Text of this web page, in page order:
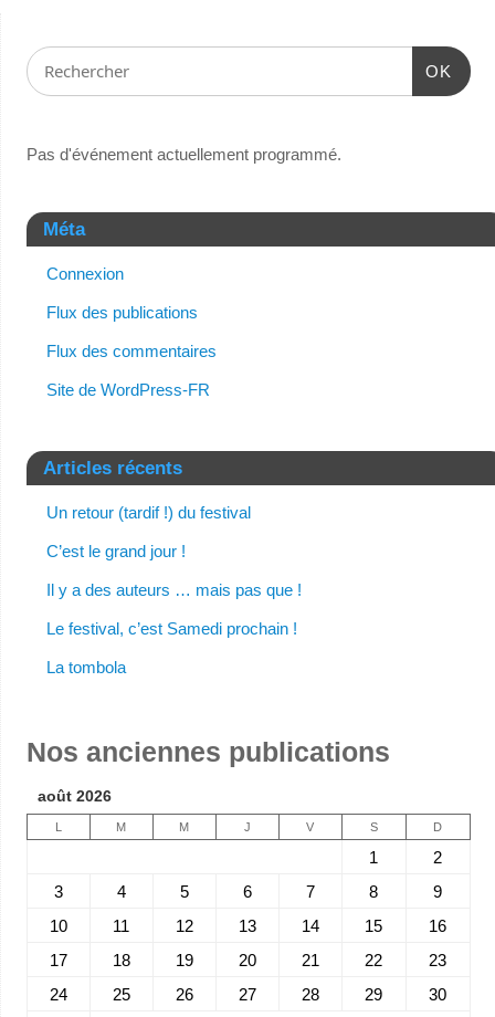
OK
Pas d'événement actuellement programmé.
Méta
Connexion
Flux des publications
Flux des commentaires
Site de WordPress-FR
Articles récents
Un retour (tardif !) du festival
C’est le grand jour !
Il y a des auteurs … mais pas que !
Le festival, c’est Samedi prochain !
La tombola
Nos anciennes publications
août 2026
L M M J V S D
1
2
3
4 5 6 7 8
9
10
11 12 13 14 15
16
17
18 19 20 21 22
23
24
25 26 27 28 29
30